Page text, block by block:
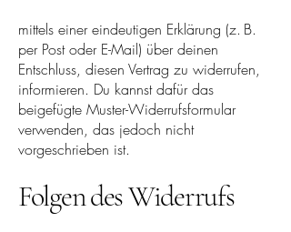
mittels einer eindeutigen Erklärung (z. B.
per Post oder E-Mail) über deinen
Entschluss, diesen Vertrag zu widerrufen,
informieren. Du kannst dafür das
beigefügte Muster-Widerrufsformular
verwenden, das jedoch nicht
vorgeschrieben ist.
Folgen des Widerrufs